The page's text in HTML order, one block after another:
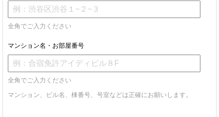
全角でご入力ください
マンション名・お部屋番号
全角でご入力ください
マンション、ビル名、棟番号、号室などは正確にお願いします。